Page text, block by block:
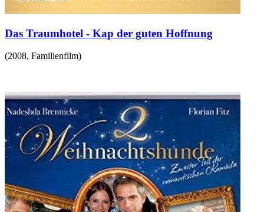
Das Traumhotel - Kap der guten Hoffnung
(2008, Familienfilm)